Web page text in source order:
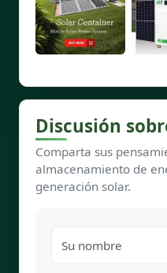
Discusión
Comparta sus
almacenamiento de
generación solar.